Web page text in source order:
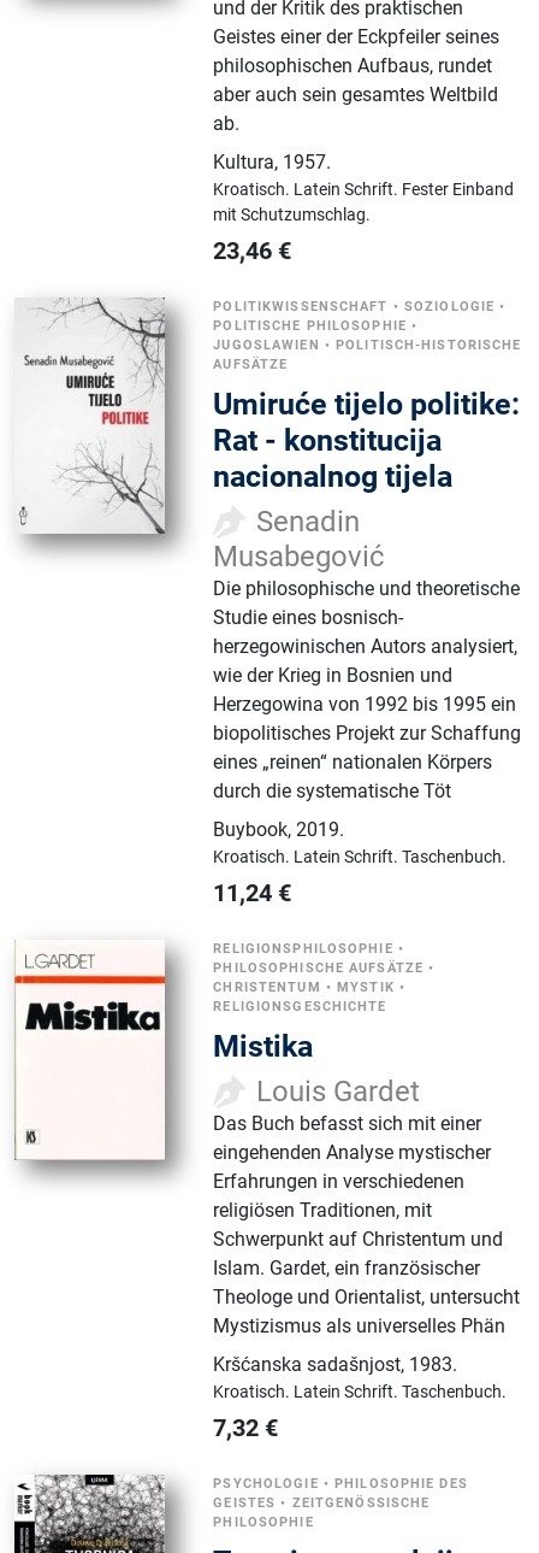
und der Kritik des praktischen
Geistes einer der Eckpfeiler seines
philosophischen Aufbaus, rundet
aber auch sein gesamtes Weltbild
ab.
Kultura, 1957.
Kroatisch. Latein Schrift. Fester Einband
mit Schutzumschlag.
23,46 €
POLITIKWISSENSCHAFT • SOZIOLOGIE •
POLITISCHE PHILOSOPHIE •
JUGOSLAWIEN •POLITISCH-HISTORISCHE
AUFSÄTZE
Umiruće tijelo politike:
Rat - konstitucija
nacionalnog tijela
Senadin
Musabegović
Die philosophische und theoretische
Studie eines bosnisch-
herzegowinischen Autors analysiert,
wie der Krieg in Bosnien und
Herzegowina von 1992 bis 1995 ein
biopolitisches Projekt zur Schaffung
eines „reinen“ nationalen Körpers
durch die systematische Töt
Buybook,2019.
Kroatisch. Latein Schrift.Taschenbuch.
11,24 €
RELIGIONSPHILOSOPHIE •
PHILOSOPHISCHE AUFSÄTZE •
CHRISTENTUM •MYSTIK •
RELIGIONSGESCHICHTE
Mistika
Louis Gardet
Das Buch befasst sich mit einer
eingehenden Analyse mystischer
Erfahrungen in verschiedenen
religiösen Traditionen, mit
Schwerpunkt auf Christentum und
Islam. Gardet, ein französischer
Theologe und Orientalist, untersucht
Mystizismus als universelles Phän
Kršćanska sadašnjost, 1983.
Kroatisch. Latein Schrift.Taschenbuch.
7,32 €
PSYCHOLOGIE •PHILOSOPHIE DES
GEISTES • ZEITGENÖSSISCHE
PHILOSOPHIE